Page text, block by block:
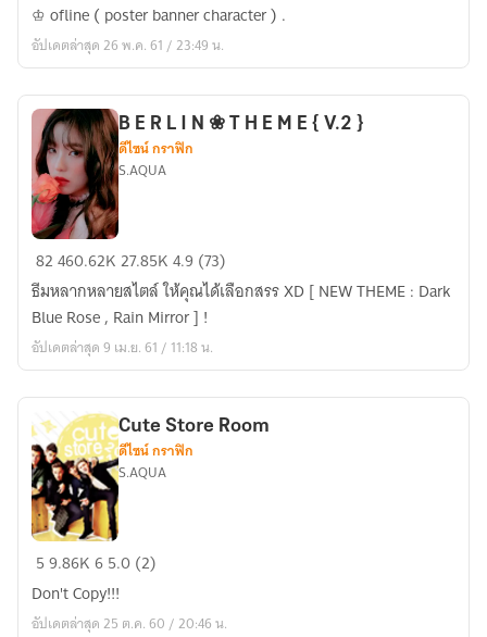
A
Z
T
A
♔
S
T
Y
L
E
'
DES.
♔ ofline ( poster banner character ) .
อัปเดตล่าสุด 26 พ.ค. 61 / 23:49 น.
B
E
R
L
I
T
H
E
M
E
{
V.2
}
B E R L I N ❀ T H E M E { V.2 }
ดีไซน์ กราฟิก
S.AQUA
82460.62K27.85K4.9 (73)
ธีมหลากหลายสไตล์ ให้คุณได้เลือกสรร XD [ NEW THEME : Dark
Blue Rose , Rain Mirror ] !
อัปเดตล่าสุด 9 เม.ย. 61 / 11:18 น.
Cute
Room
Cute Store Room
ดีไซน์ กราฟิก
S.AQUA
59.86K65.0 (2)
Don't Copy!!!
อัปเดตล่าสุด 25 ต.ค. 60 / 20:46 น.